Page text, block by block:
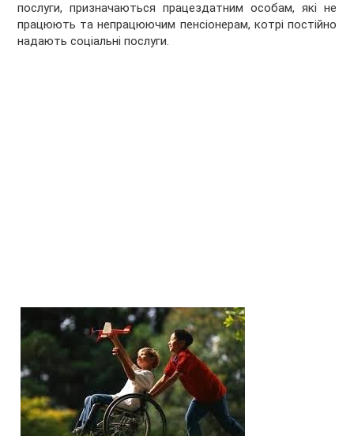
послуги, призначаються працездатним особам, які не
працюють та непрацюючим пенсіонерам, котрі постійно
надають соціальні послуги.